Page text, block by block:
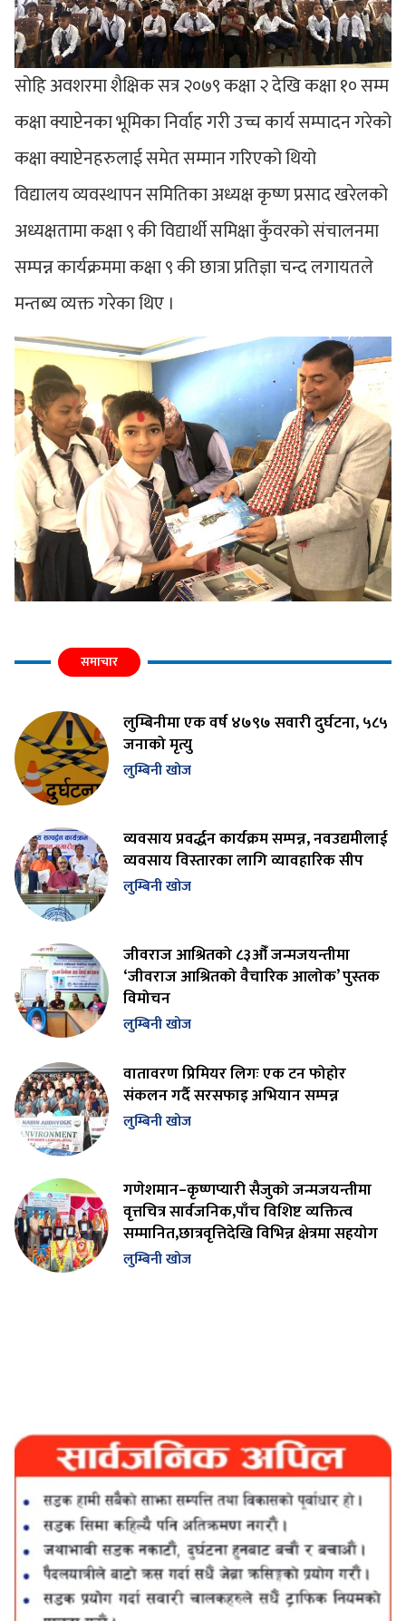
सोहि अवशरमा शैक्षिक सत्र २०७९ कक्षा २ देखि कक्षा १० सम्म
कक्षा क्याप्टेनका भूमिका निर्वाह गरी उच्च कार्य सम्पादन गरेको
कक्षा क्याप्टेनहरुलाई समेत सम्मान गरिएको थियो
विद्यालय व्यवस्थापन समितिका अध्यक्ष कृष्ण प्रसाद खरेलको
अध्यक्षतामा कक्षा ९ की विद्यार्थी समिक्षा कुँवरको संचालनमा
सम्पन्न कार्यक्रममा कक्षा ९ की छात्रा प्रतिज्ञा चन्द लगायतले
मन्तब्य व्यक्त गरेका थिए ।
समाचार
लुम्बिनीमा एक वर्ष ४७९७ सवारी दुर्घटना, ५८५
जनाको मृत्यु
लुम्बिनी खोज
व्यवसाय प्रवर्द्धन कार्यक्रम सम्पन्न, नवउद्यमीलाई
व्यवसाय विस्तारका लागि व्यावहारिक सीप
लुम्बिनी खोज
जीवराज आश्रितको ८३औँ जन्मजयन्तीमा
‘जीवराज आश्रितको वैचारिक आलोक’ पुस्तक
विमोचन
लुम्बिनी खोज
वातावरण प्रिमियर लिगः एक टन फोहोर
संकलन गर्दै सरसफाइ अभियान सम्पन्न
लुम्बिनी खोज
गणेशमान–कृष्णप्यारी सैजुको जन्मजयन्तीमा
वृत्तचित्र सार्वजनिक,पाँच विशिष्ट व्यक्तित्व
सम्मानित,छात्रवृत्तिदेखि विभिन्न क्षेत्रमा सहयोग
लुम्बिनी खोज